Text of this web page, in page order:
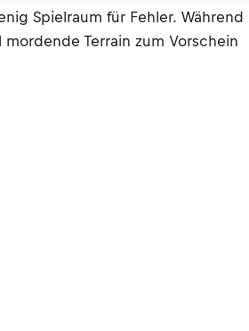
Spielraum für Fehler.
Terrain zum Vorschein